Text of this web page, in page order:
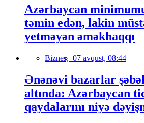
Azərbaycan
təmin edən, lakin
yetməyən əməkhaqqı
Biznes, 07 avqust, 08:44
Ənənəvi bazarlar
altında: Azərbaycan
qaydalarını niyə